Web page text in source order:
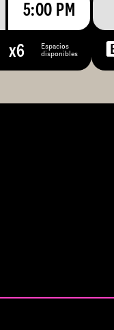
5:00 PM
x6 Espacios
disponibles